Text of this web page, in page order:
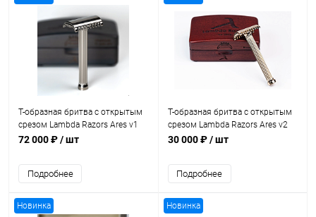
Т-образная бритва с открытым
срезом Lambda Razors Ares v1
Titanium Polished
72 000 ₽/ шт
Подробнее
Т-образная бритва с открытым
срезом Lambda Razors Ares v2
Bronze
30 000 ₽/ шт
Подробнее
Новинка Новинка